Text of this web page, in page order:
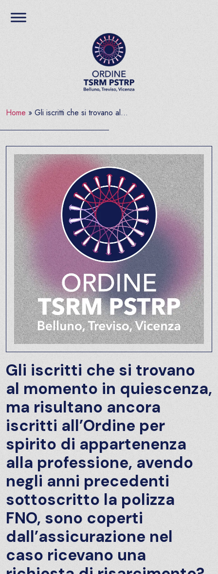
Home » Gli iscritti che si trovano al...
Gli iscritti che si trovano
al momento in quiescenza,
ma risultano ancora
iscritti all’Ordine per
spirito di appartenenza
alla professione, avendo
negli anni precedenti
sottoscritto la polizza
FNO, sono coperti
dall’assicurazione nel
caso ricevano una